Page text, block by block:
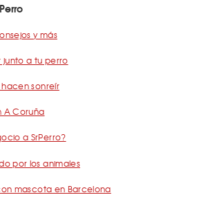
y más
a tu perro
sonreír
A Coruña
a SrPerro?
por los animales
mascota en Barcelona